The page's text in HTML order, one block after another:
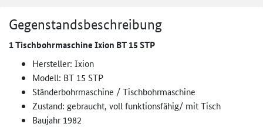
Gegenstandsbeschreibung
1 Tischbohrmaschine Ixion BT 15 STP
Hersteller: Ixion
Modell: BT 15 STP
Ständerbohrmaschine / Tischbohrmaschine
Zustand: gebraucht, voll funktionsfähig/ mit Tisch
Baujahr 1982